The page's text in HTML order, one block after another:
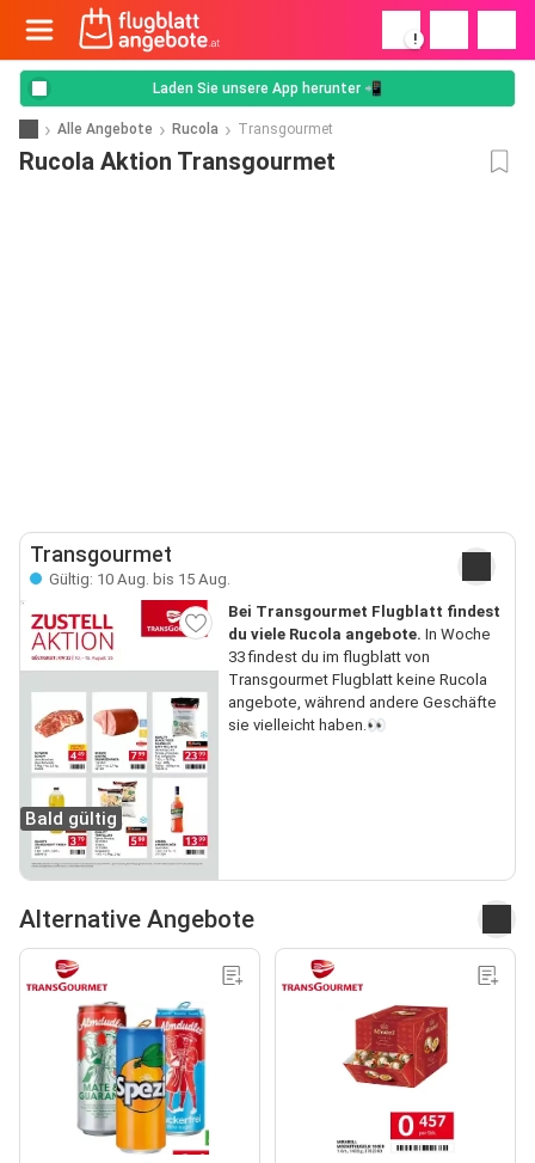
!
Laden Sie unsere App herunter 📲
Alle Angebote Rucola Transgourmet
Rucola Aktion Transgourmet
Transgourmet
Gültig: 10 Aug. bis 15 Aug.
Bald gültig
Bei Transgourmet Flugblatt findest
du viele Rucola angebote. In Woche
33 findest du im flugblatt von
Transgourmet Flugblatt keine Rucola
angebote, während andere Geschäfte
sie vielleicht haben.👀
Alternative Angebote